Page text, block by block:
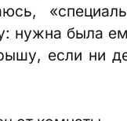
нужна была
если ни